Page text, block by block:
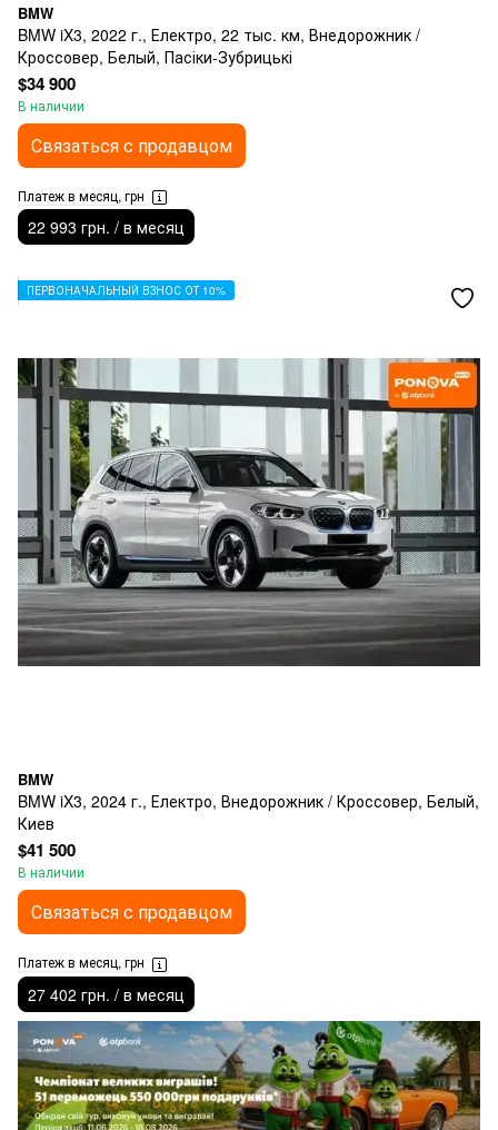
BMW
BMW iX3, 2022 г., Електро, 22 тыс. км, Внедорожник /
Кроссовер, Белый, Пасіки-Зубрицькі
$34 900
В наличии
Связаться с продавцом
Платеж в месяц, грн
22 993 грн. / в месяц
ПЕРВОНАЧАЛЬНЫЙ ВЗНОС ОТ 10%
BMW
BMW iX3, 2024 г., Електро, Внедорожник / Кроссовер, Белый,
Киев
$41 500
В наличии
Связаться с продавцом
Платеж в месяц, грн
27 402 грн. / в месяц